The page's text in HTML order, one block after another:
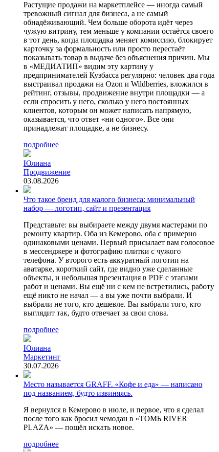
Растущие продажи на маркетплейсе — иногда самый
тревожный сигнал для бизнеса, а не самый
обнадёживающий. Чем больше оборота идёт через
чужую витрину, тем меньше у компании остаётся своего
в тот день, когда площадка меняет комиссию, блокирует
карточку за формальность или просто перестаёт
показывать товар в выдаче без объяснения причин. Мы
в «МЕДИАТИП» видим эту картину у
предпринимателей Кузбасса регулярно: человек два года
выстраивал продажи на Ozon и Wildberries, вложился в
рейтинг, отзывы, продвижение внутри площадки — а
если спросить у него, сколько у него постоянных
клиентов, которым он может написать напрямую,
оказывается, что ответ «ни одного». Все они
принадлежат площадке, а не бизнесу.
подробнее
Юлиана
Продвижение
03.08.2026
Что такое бренд для малого бизнеса: минимальный
набор — логотип, сайт и презентация
Представьте: вы выбираете между двумя мастерами по
ремонту квартир. Оба из Кемерово, оба с примерно
одинаковыми ценами. Первый присылает вам голосовое
в мессенджере и фотографию плитки с чужого
телефона. У второго есть аккуратный логотип на
аватарке, короткий сайт, где видно уже сделанные
объекты, и небольшая презентация в PDF с этапами
работ и ценами. Вы ещё ни с кем не встретились, работу
ещё никто не начал — а вы уже почти выбрали. И
выбрали не того, кто дешевле. Вы выбрали того, кто
выглядит так, будто отвечает за свои слова.
подробнее
Юлиана
Маркетинг
30.07.2026
Место называется GRAFF. «Кофе и еда» — написано
под названием, будто извиняясь.
Я вернулся в Кемерово в июле, и первое, что я сделал
после того как бросил чемодан в «ТОМЬ RIVER
PLAZA» — пошёл искать новое.
подробнее